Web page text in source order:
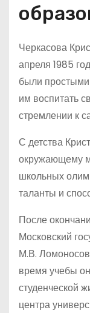
Черкасова
апреля 1985
были
им воспитать
стремлении к
С детства
окружающему
школьных
таланты и
После
Московский
М.В.
время учебы
студенческой
центра